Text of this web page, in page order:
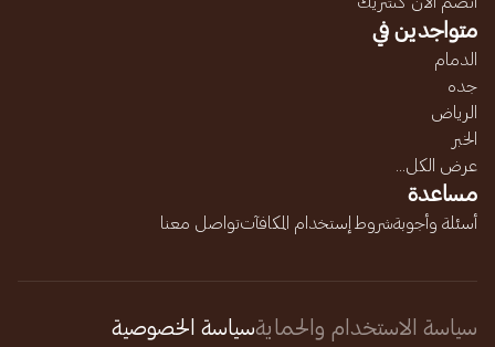
متواجدين في
الدمام
جده
الرياض
الخبر
عرض الكل...
مساعدة
أسئلة وأجوبةشروط إستخدام المكافآتتواصل معنا
سياسة الاستخدام والحمايةسياسة الخصوصية